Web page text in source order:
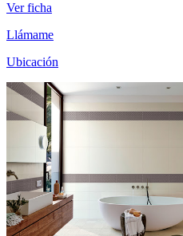
Ver ficha
Llámame
Ubicación